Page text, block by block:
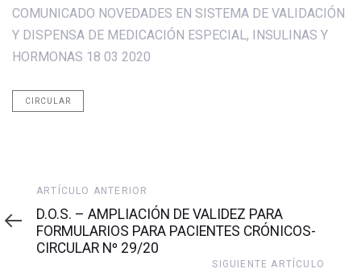
COMUNICADO NOVEDADES EN SISTEMA DE VALIDACIÓN
Y DISPENSA DE MEDICACIÓN ESPECIAL, INSULINAS Y
HORMONAS 18 03 2020
CIRCULAR
Artículo
anterior
ARTÍCULO ANTERIOR
D.O.S. – AMPLIACIÓN DE VALIDEZ PARA
FORMULARIOS PARA PACIENTES CRÓNICOS-
CIRCULAR Nº 29/20
SIGUIENTE ARTÍCULO